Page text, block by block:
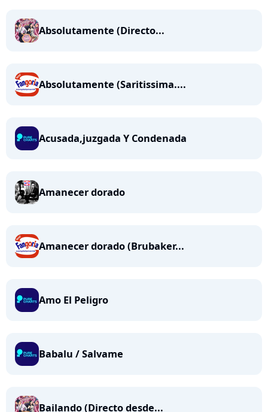
Absolutamente (Directo...
Absolutamente (Saritissima....
Acusada,juzgada Y Condenada
Amanecer dorado
Amanecer dorado (Brubaker...
Amo El Peligro
Babalu / Salvame
Bailando (Directo desde...